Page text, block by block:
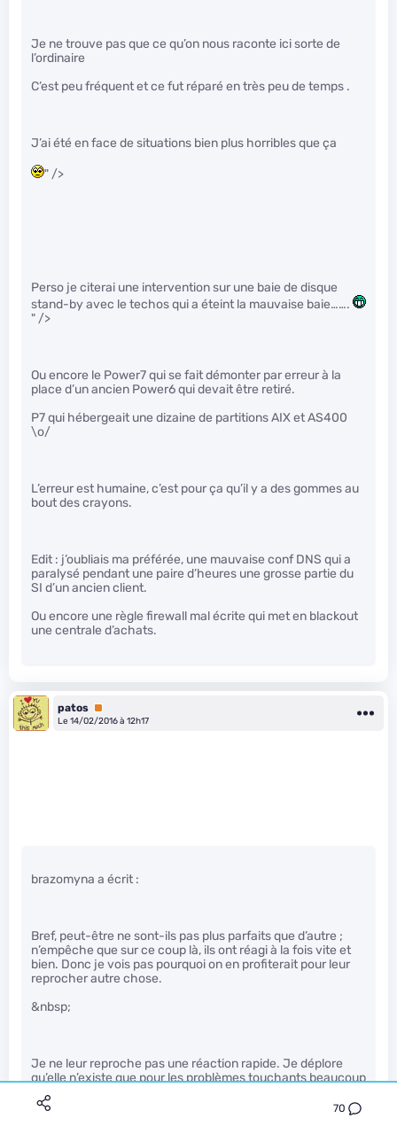
70
Je ne trouve pas que ce qu’on nous raconte ici sorte de
l’ordinaire
C’est peu fréquent et ce fut réparé en très peu de temps .
J’ai été en face de situations bien plus horribles que ça
" />
Perso je citerai une intervention sur une baie de disque
stand-by avec le techos qui a éteint la mauvaise baie…….
" />
Ou encore le Power7 qui se fait démonter par erreur à la
place d’un ancien Power6 qui devait être retiré.
P7 qui hébergeait une dizaine de partitions AIX et AS400
\o/
L’erreur est humaine, c’est pour ça qu’il y a des gommes au
bout des crayons.
Edit : j’oubliais ma préférée, une mauvaise conf DNS qui a
paralysé pendant une paire d’heures une grosse partie du
SI d’un ancien client.
Ou encore une règle firewall mal écrite qui met en blackout
une centrale d’achats.
patos Premium
Le 14/02/2016 à 12h17
brazomyna a écrit :
Bref, peut-être ne sont-ils pas plus parfaits que d’autre ;
n’empêche que sur ce coup là, ils ont réagi à la fois vite et
bien. Donc je vois pas pourquoi on en profiterait pour leur
reprocher autre chose.
&nbsp;
Je ne leur reproche pas une réaction rapide. Je déplore
qu’elle n’existe que pour les problèmes touchants beaucoup
de clients.